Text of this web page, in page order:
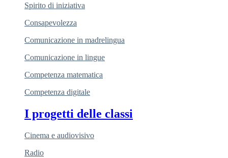
Spirito di iniziativa
Consapevolezza
Comunicazione in madrelingua
Comunicazione in lingue
Competenza matematica
Competenza digitale
I progetti delle classi
Cinema e audiovisivo
Radio